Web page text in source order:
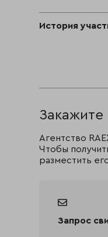
История
Закажите
Агентство
Чтобы
разместить
Запрос